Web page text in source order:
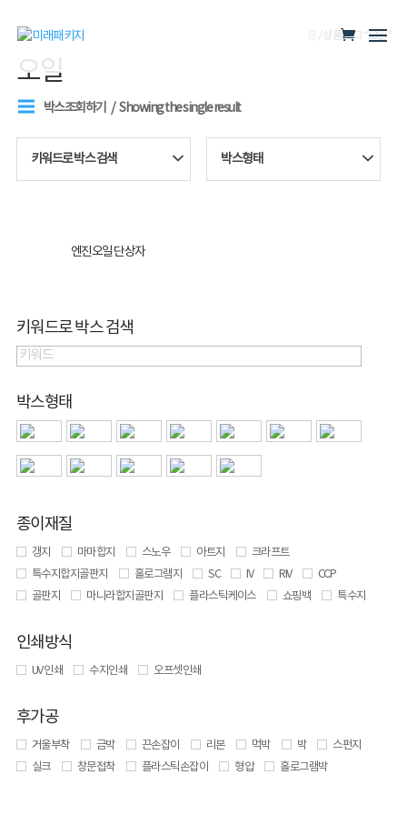
/ 상품 태그 “오일”
오일
박스조회하기 Showing the single result
키워드로 박스 검색 박스형태
엔진오일 단상자
키워드로 박스 검색
박스형태
종이재질
갱지 마마합지 스노우 아트지
크라프트
특수지합지골판지
홀로그램지 SC IV RIV
CCP
골판지
마니라합지골판지 플라스틱케이스 쇼핑백 특수지
인쇄방식
UV 인쇄 수지인쇄 오프셋인쇄
후가공
거울부착 금박 끈손잡이 리본 먹박 박
스펀지
실크
창문접착 플라스틱손잡이 형압 홀로그램박